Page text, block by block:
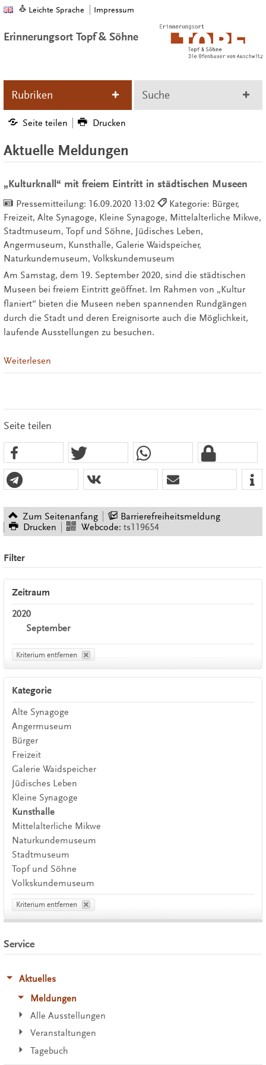
Leichte Sprache Impressum
Erinnerungsort Topf & Söhne
Rubriken Suche
Seite teilen Drucken
Aktuelle Meldungen
„Kulturknall“ mit freiem Eintritt in städtischen Museen
Pressemitteilung: 16.09.2020 13:02
Kategorie: Bürger,
Freizeit, Alte Synagoge, Kleine Synagoge, Mittelalterliche Mikwe,
Stadtmuseum, Topf und Söhne, Jüdisches Leben,
Angermuseum, Kunsthalle, Galerie Waidspeicher,
Naturkundemuseum, Volkskundemuseum
Am Samstag, dem 19. September 2020, sind die städtischen
Museen bei freiem Eintritt geöffnet. Im Rahmen von „Kultur
flaniert“ bieten die Museen neben spannenden Rundgängen
durch die Stadt und deren Ereignisorte auch die Möglichkeit,
laufende Ausstellungen zu besuchen.
Weiterlesen
Seite teilen
Zum Seitenanfang
Barrierefreiheitsmeldung
Drucken
Webcode: ts119654
Filter
Zeitraum
2020
September
Kriterium entfernen
Kategorie
Alte Synagoge
Angermuseum
Bürger
Freizeit
Galerie Waidspeicher
Jüdisches Leben
Kleine Synagoge
Kunsthalle
Mittelalterliche Mikwe
Naturkundemuseum
Stadtmuseum
Topf und Söhne
Volkskundemuseum
Kriterium entfernen
Service
Aktuelles
Meldungen
Alle Ausstellungen
Veranstaltungen
Tagebuch